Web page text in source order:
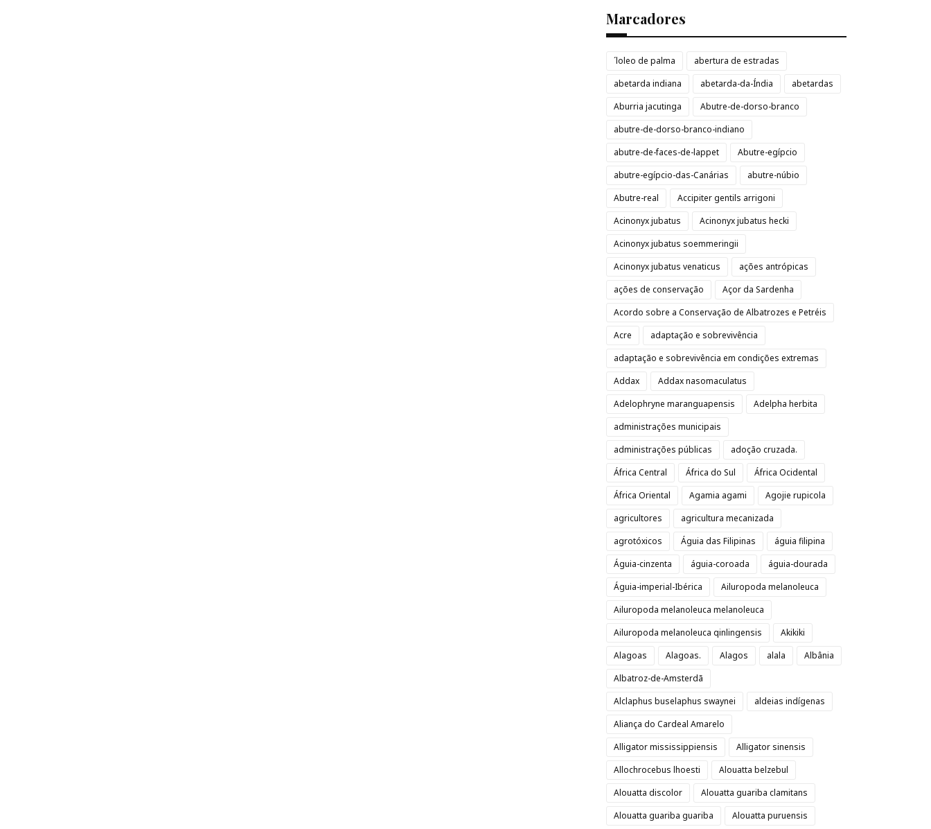
Marcadores
´loleo de palma
abertura de estradas
abetarda indiana
abetarda-da-Índia
abetardas
Aburria jacutinga
Abutre-de-dorso-branco
abutre-de-dorso-branco-indiano
abutre-de-faces-de-lappet
Abutre-egípcio
abutre-egípcio-das-Canárias
abutre-núbio
Abutre-real
Accipiter gentils arrigoni
Acinonyx jubatus
Acinonyx jubatus hecki
Acinonyx jubatus soemmeringii
Acinonyx jubatus venaticus
ações antrópicas
ações de conservação
Açor da Sardenha
Acordo sobre a Conservação de Albatrozes e Petréis
Acre
adaptação e sobrevivência
adaptação e sobrevivência em condições extremas
Addax
Addax nasomaculatus
Adelophryne maranguapensis
Adelpha herbita
administrações municipais
administrações públicas
adoção cruzada.
África Central
África do Sul
África Ocidental
África Oriental
Agamia agami
Agojie rupicola
agricultores
agricultura mecanizada
agrotóxicos
Águia das Filipinas
águia filipina
Águia-cinzenta
águia-coroada
águia-dourada
Águia-imperial-Ibérica
Ailuropoda melanoleuca
Ailuropoda melanoleuca melanoleuca
Ailuropoda melanoleuca qinlingensis
Akikiki
Alagoas
Alagoas. Alagos alala
Albânia
Albatroz-de-Amsterdã
Alclaphus buselaphus swaynei
aldeias indígenas
Aliança do Cardeal Amarelo
Alligator mississippiensis
Alligator sinensis
Allochrocebus lhoesti
Alouatta belzebul
Alouatta discolor
Alouatta guariba clamitans
Alouatta guariba guariba
Alouatta puruensis